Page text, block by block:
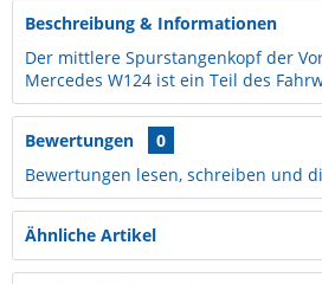
Beschreibung & Informationen
Der mittlere Spurstangenkopf der
Mercedes W124 ist ein Teil des
Bewertungen
0
Bewertungen lesen, schreiben und
Ähnliche Artikel